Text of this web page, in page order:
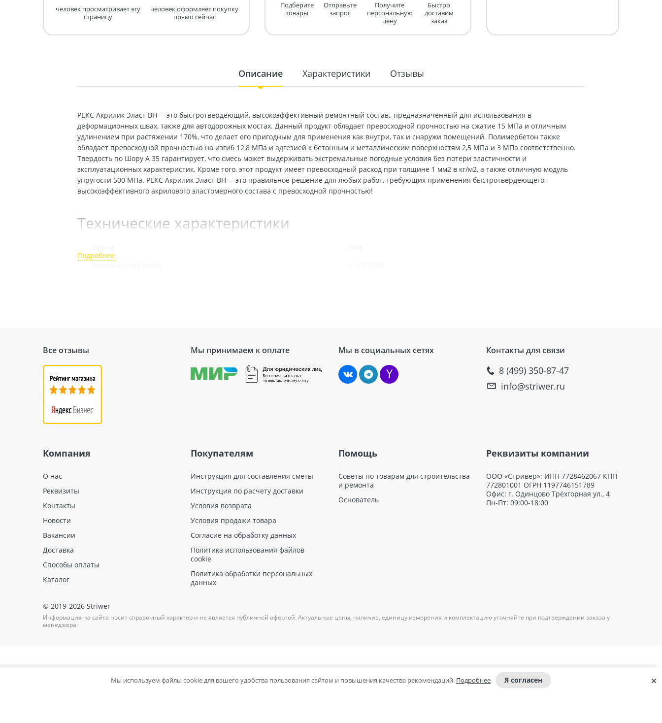
человек просматривает эту
страницу
человек оформляет покупку
прямо сейчас
Подберите
товары
Отправьте
запрос
Получите
персональную
цену
Быстро
доставим
заказ
Описание Характеристики Отзывы
РЕКС Акрилик Эласт ВН — это быстротвердеющий, высокоэффективный ремонтный состав,, предназначенный для использования в
деформационных швах, также для автодорожных мостах. Данный продукт обладает превосходной прочностью на сжатие 15 МПа и отличным
удлинением при растяжении 170%, что делает его пригодным для применения как внутри, так и снаружи помещений. Полимербетон также
обладает превосходной прочностью на изгиб 12,8 МПа и адгезией к бетонным и металлическим поверхностям 2,5 МПа и 3 МПа соответственно.
Твердость по Шору А 35 гарантирует, что смесь может выдерживать экстремальные погодные условия без потери эластичности и
эксплуатационных характеристик. Кроме того, этот продукт имеет превосходный расход при толщине 1 мм2 в кг/м2, а также отличную модуль
упругости 500 МПа. РЕКС Акрилик Эласт ВН — это правильное решение для любых работ, требующих применения быстротвердеющего,
высокоэффективного акрилового эластомерного состава с превосходной прочностью!
Технические характеристики
Стоимость ремонтных смесей бренда Рекс
РЕКС R4
От 820,00 руб за шт
От 1781,00 руб за комплект
От 1342,00 руб за шт
Все отзывы Мы принимаем к оплате Мы в социальных сетях Контакты для связи
8 (499) 350-87-47
info@striwer.ru
Компания
О нас
Реквизиты
Контакты
Новости
Вакансии
Доставка
Способы оплаты
Каталог
Покупателям
Инструкция для составления сметы
Инструкция по расчету доставки
Условия возврата
Условия продажи товара
Согласие на обработку данных
Политика использования файлов
cookie
Политика обработки персональных
данных
Помощь
Советы по товарам для строительства
и ремонта
Основатель
Реквизиты компании
ООО «Стривер»: ИНН 7728462067 КПП
772801001 ОГРН 1197746151789
Офис: г. Одинцово Трёхгорная ул., 4
Пн-Пт: 09:00-18:00
© 2019-2026 Striwer
Информация на сайте носит справочный характер и не является публичной офертой. Актуальные цены, наличие, единицу измерения и комплектацию уточняйте при подтверждении заказа у
менеджера.
Мы используем файлы cookie для вашего удобства пользования сайтом и повышения качества рекомендаций. Подробнее Я согласен